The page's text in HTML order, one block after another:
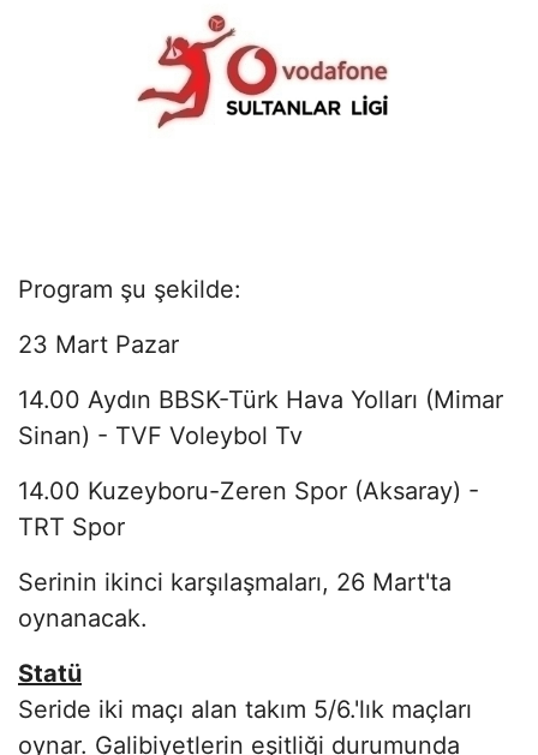
Program şu şekilde:
23 Mart Pazar
14.00 Aydın BBSK-Türk Hava Yolları (Mimar
Sinan) - TVF Voleybol Tv
14.00 Kuzeyboru-Zeren Spor (Aksaray) -
TRT Spor
Serinin ikinci karşılaşmaları, 26 Mart'ta
oynanacak.
Statü
Seride iki maçı alan takım 5/6.'lık maçları
oynar. Galibiyetlerin eşitliği durumunda